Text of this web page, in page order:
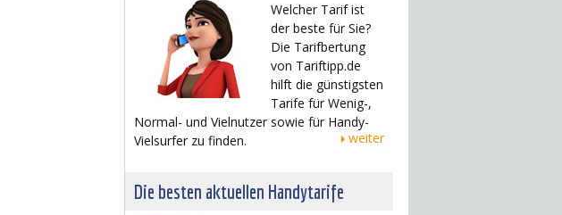
Welcher Tarif ist
der beste für Sie?
Die Tarifbertung
von Tariftipp.de
hilft die günstigsten
Tarife für Wenig-,
Normal- und Vielnutzer sowie für Handy-
Vielsurfer zu finden.
weiter
Die besten aktuellen Handytarife